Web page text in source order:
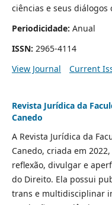
ciências e seus
Periodicidade: Anual
ISSN: 2965-4114
View Journal
Current
Revista Jurí­dica da
Canedo
A Revista Jurídica da
Canedo, criada em
reflexão, divulgar e
do Direito. Ela possui
trans e multidisciplinar